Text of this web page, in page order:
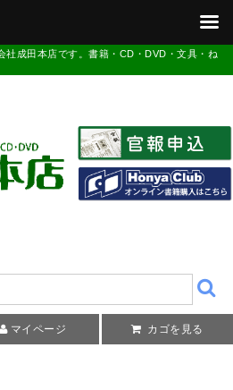
社成田本店です。書籍・CD・DVD・文具・ね
マイページ カゴを見る